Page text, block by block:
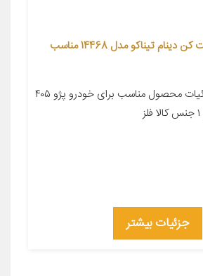
مجموعه تسمه سفت کن دینام تیناکو مدل 14468 مناسب
معرفی محصول جزئیات محصول مناسب برای خودرو پژو ۴۰۵
جزئیات بیشتر